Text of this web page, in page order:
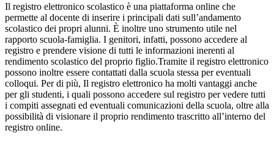
Il registro elettronico scolastico è una piattaforma online che
permette al docente di inserire i principali dati sull’andamento
scolastico dei propri alunni. È inoltre uno strumento utile nel
rapporto scuola-famiglia. I genitori, infatti, possono accedere al
registro e prendere visione di tutti le informazioni inerenti al
rendimento scolastico del proprio figlio.Tramite il registro elettronico
possono inoltre essere contattati dalla scuola stessa per eventuali
colloqui. Per di più, Il registro elettronico ha molti vantaggi anche
per gli studenti, i quali possono accedere sul registro per vedere tutti
i compiti assegnati ed eventuali comunicazioni della scuola, oltre alla
possibilità di visionare il proprio rendimento trascritto all’interno del
registro online.